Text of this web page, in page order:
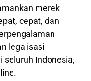
merek
cepat, dan
legalisasi
seluruh Indonesia,